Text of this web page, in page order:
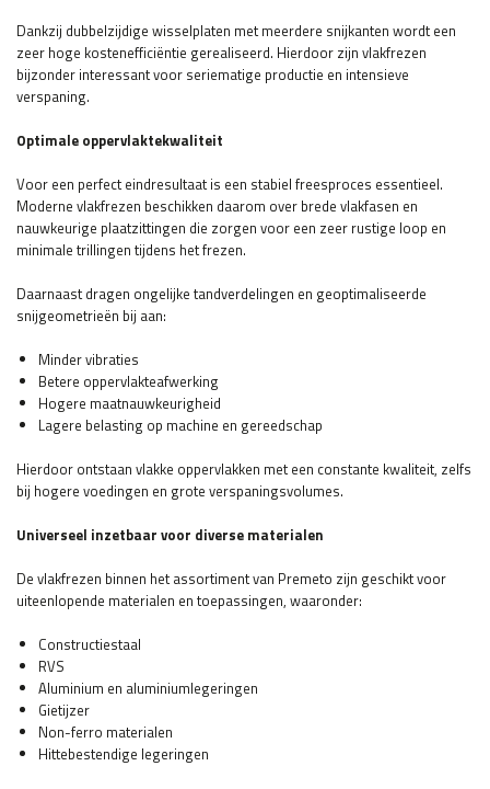
Dankzij dubbelzijdige wisselplaten met meerdere snijkanten wordt een
zeer hoge kostenefficiëntie gerealiseerd. Hierdoor zijn vlakfrezen
bijzonder interessant voor seriematige productie en intensieve
verspaning.
Optimale oppervlaktekwaliteit
Voor een perfect eindresultaat is een stabiel freesproces essentieel.
Moderne vlakfrezen beschikken daarom over brede vlakfasen en
nauwkeurige plaatzittingen die zorgen voor een zeer rustige loop en
minimale trillingen tijdens het frezen.
Daarnaast dragen ongelijke tandverdelingen en geoptimaliseerde
snijgeometrieën bij aan:
Minder vibraties
Betere oppervlakteafwerking
Hogere maatnauwkeurigheid
Lagere belasting op machine en gereedschap
Hierdoor ontstaan vlakke oppervlakken met een constante kwaliteit, zelfs
bij hogere voedingen en grote verspaningsvolumes.
Universeel inzetbaar voor diverse materialen
De vlakfrezen binnen het assortiment van Premeto zijn geschikt voor
uiteenlopende materialen en toepassingen, waaronder:
Constructiestaal
RVS
Aluminium en aluminiumlegeringen
Gietijzer
Non-ferro materialen
Hittebestendige legeringen